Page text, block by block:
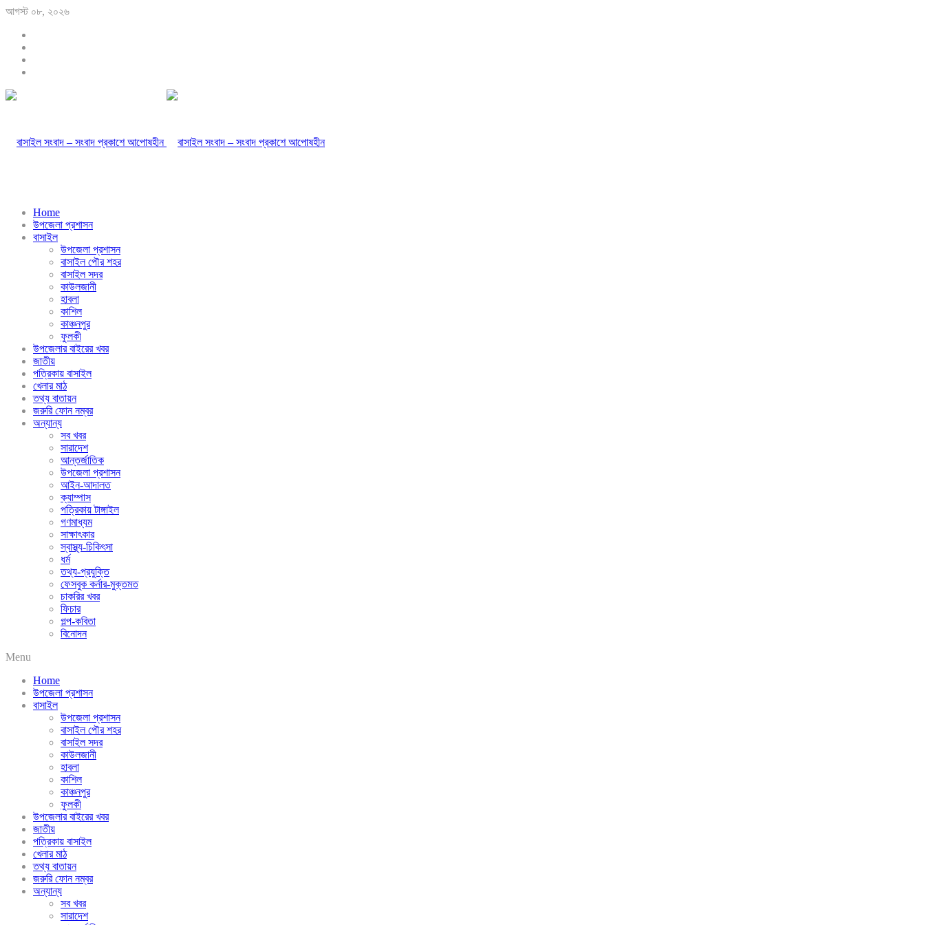
আগস্ট ০৮, ২০২৬
Home
উপজেলা প্রশাসন
বাসাইল
উপজেলা প্রশাসন
বাসাইল পৌর শহর
বাসাইল সদর
কাউলজানী
হাবলা
কাশিল
কাঞ্চনপুর
ফুলকী
উপজেলার বাইরের খবর
জাতীয়
পত্রিকায় বাসাইল
খেলার মাঠ
তথ্য বাতায়ন
জরুরি ফোন নম্বর
অন্যান্য
সব খবর
সারাদেশ
আন্তর্জাতিক
উপজেলা প্রশাসন
আইন-আদালত
ক্যাম্পাস
পত্রিকায় টাঙ্গাইল
গণমাধ্যম
সাক্ষাৎকার
স্বাস্থ্য-চিকিৎসা
ধর্ম
তথ্য-প্রযুক্তি
ফেসবুক কর্নার-মুক্তমত
চাকরির খবর
ফিচার
গল্প-কবিতা
বিনোদন
Menu
Home
উপজেলা প্রশাসন
বাসাইল
উপজেলা প্রশাসন
বাসাইল পৌর শহর
বাসাইল সদর
কাউলজানী
হাবলা
কাশিল
কাঞ্চনপুর
ফুলকী
উপজেলার বাইরের খবর
জাতীয়
পত্রিকায় বাসাইল
খেলার মাঠ
তথ্য বাতায়ন
জরুরি ফোন নম্বর
অন্যান্য
সব খবর
সারাদেশ